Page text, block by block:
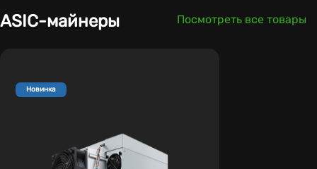
ASIC-майнеры Посмотреть все товары
Новинка